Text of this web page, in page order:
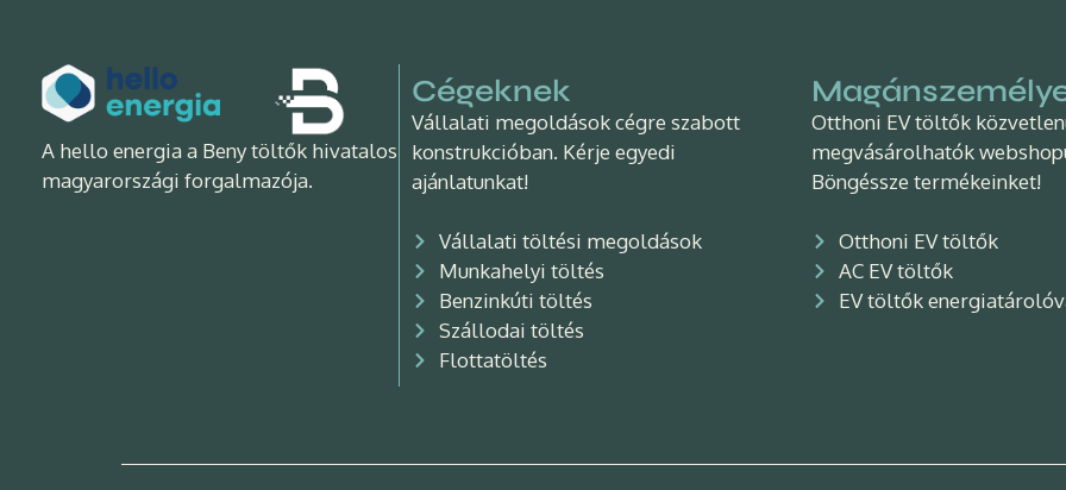
A hello energia a Beny töltők hivatalos
magyarországi forgalmazója.
Cégeknek
Vállalati megoldások cégre szabott
konstrukcióban. Kérje egyedi
ajánlatunkat!
Vállalati töltési megoldások
Munkahelyi töltés
Benzinkúti töltés
Szállodai töltés
Flottatöltés
Otthoni EV töltők
megvásárolhatók
Böngéssze termékeinket!
Otthoni EV töltők
AC EV töltők
EV töltők